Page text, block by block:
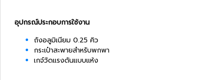
อุปกรณ์ประกอบการใช้งาน
ถังอลูมิเนียม 0.25 คิว
กระเป๋าสะพายสำหรับพกพา
เกจ์วัดแรงดันแบบแห้ง